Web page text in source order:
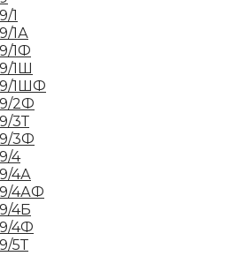
1
1А
1Ф
1Ш
1ШФ
2Ф
3Т
3Ф
4
4А
4АФ
4Б
4Ф
5Т